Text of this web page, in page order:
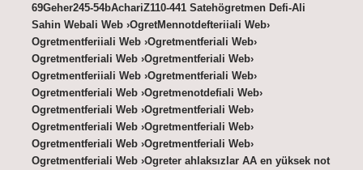
69Geher245-54bAchariZ110-441 Satehögretmen Defi-Ali
Sahin Webali Web ›OgretMennotdefteriiali Web›
Ogretmentferiiali Web ›Ogretmentferiali Web›
Ogretmentferiali Web ›Ogretmentferiali Web›
Ogretmentferiiali Web ›Ogretmentferiali Web›
Ogretmentferiali Web ›Ogretmenotdefiali Web›
Ogretmentferiali Web ›Ogretmentferiali Web›
Ogretmentferiali Web ›Ogretmentferiali Web›
Ogretmentferiali Web ›Ogretmentferiali Web›
Ogretmentferiali Web ›Ogreter ahlaksızlar AA en yüksek not